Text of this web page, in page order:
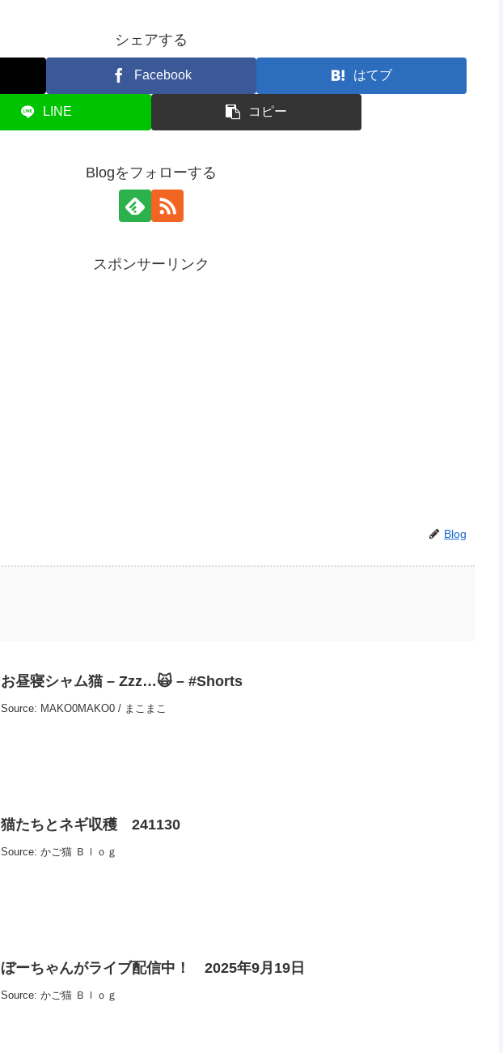
シェアする
Facebook はてブ
LINE コピー
Blogをフォローする
スポンサーリンク
Blog
お昼寝シャム猫 – Zzz…🙀 – #Shorts
Source: MAKO0MAKO0 / まこまこ
猫たちとネギ収穫 241130
Source: かご猫 Ｂｌｏｇ
ぼーちゃんがライブ配信中！ 2025年9月19日
Source: かご猫 Ｂｌｏｇ